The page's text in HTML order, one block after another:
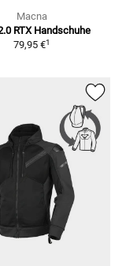
Macna
RTX Handschuhe
79,95 €1